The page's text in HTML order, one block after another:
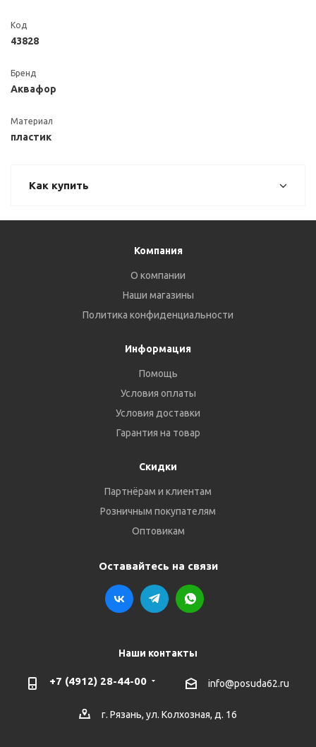
Код
43828
Бренд
Аквафор
Материал
пластик
Как купить
Компания
О компании
Наши магазины
Политика конфиденциальности
Информация
Помощь
Условия оплаты
Условия доставки
Гарантия на товар
Скидки
Партнёрам и клиентам
Розничным покупателям
Оптовикам
Оставайтесь на связи
Наши контакты
+7 (4912) 28-44-00 info@posuda62.ru
г. Рязань, ул. Колхозная, д. 16